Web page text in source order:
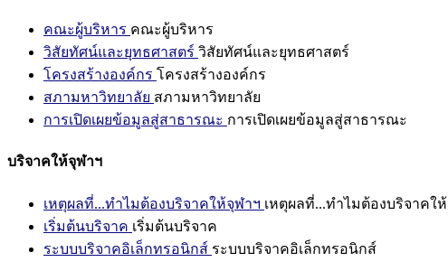
คณะผู้บริหาร คณะผู้บริหาร
วิสัยทัศน์และยุทธศาสตร์ วิสัยทัศน์และยุทธศาสตร์
โครงสร้างองค์กร โครงสร้างองค์กร
สภามหาวิทยาลัย สภามหาวิทยาลัย
การเปิดเผยข้อมูลสู่สาธารณะ การเปิดเผยข้อมูลสู่สาธารณะ
บริจาคให้จุฬาฯ
เหตุผลที่...ทำไมต้องบริจาคให้จุฬาฯ เหตุผลที่...ทำไมต้องบริจาคใ
เริ่มต้นบริจาค เริ่มต้นบริจาค
ระบบบริจาคอิเล็กทรอนิกส์ ระบบบริจาคอิเล็กทรอนิกส์